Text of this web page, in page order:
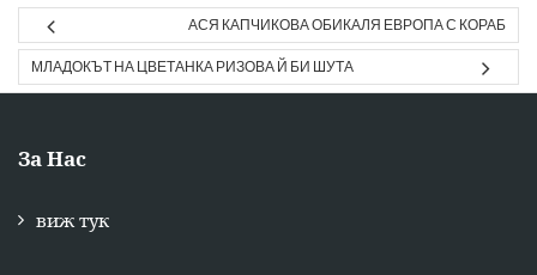
АСЯ КАПЧИКОВА ОБИКАЛЯ ЕВРОПА С КОРАБ
МЛАДОКЪТ НА ЦВЕТАНКА РИЗОВА Й БИ ШУТА
За Нас
виж тук